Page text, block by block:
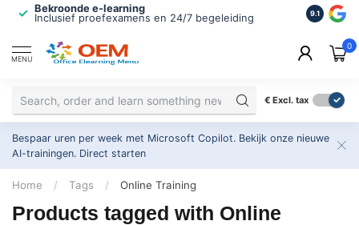
Bekroonde e-learning
Inclusief proefexamens en 24/7 begeleiding
ISO
2.500+
9.1
MENU
0
€ Excl. tax
Bespaar uren per week met Microsoft Copilot. Bekijk onze nieuwe
AI-trainingen. Direct starten
Home / Tags / Online Training
Products tagged with Online